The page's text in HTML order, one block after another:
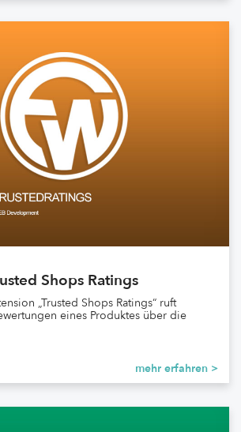
Shops Ratings
„Trusted Shops Ratings“ ruft
eines Produktes über die
mehr erfahren >